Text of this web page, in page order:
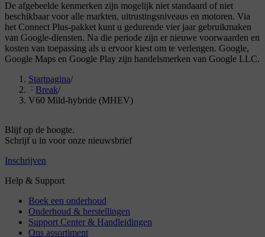
De afgebeelde kenmerken zijn mogelijk niet standaard of niet
beschikbaar voor alle markten, uitrustingsniveaus en motoren. Via
het Connect Plus-pakket kunt u gedurende vier jaar gebruikmaken
van Google-diensten. Na die periode zijn er nieuwe voorwaarden en
kosten van toepassing als u ervoor kiest om te verlengen. Google,
Google Maps en Google Play zijn handelsmerken van Google LLC.
Startpagina/
Break/
V60 Mild-hybride (MHEV)